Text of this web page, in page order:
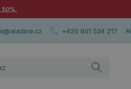
50%.
+420 601 534 217